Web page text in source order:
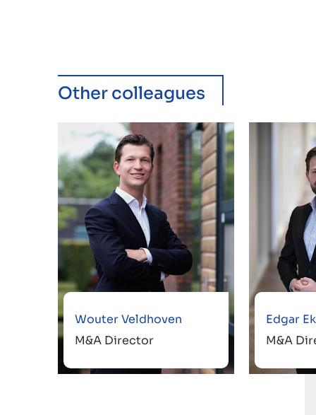
Other colleagues
Wouter Veldhoven
M&A Director
Edgar
M&A